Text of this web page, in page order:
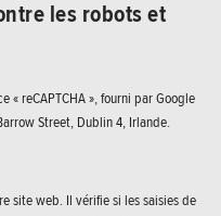
les robots et
« reCAPTCHA », fourni par Google
Street, Dublin 4, Irlande.
site web. Il vérifie si les saisies de